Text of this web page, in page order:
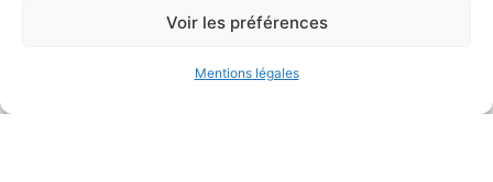
Voir les préférences
Mentions légales